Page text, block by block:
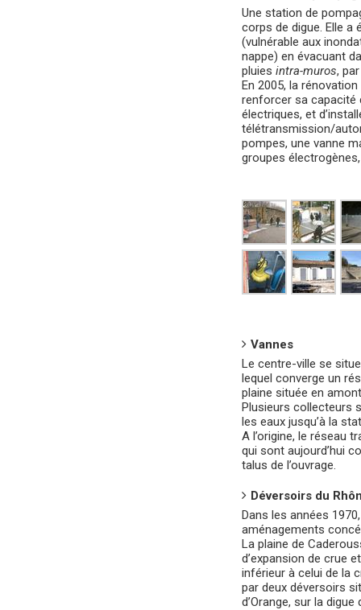
Une station de
corps de digue. Elle a
(vulnérable aux
nappe) en évacuant
pluies intra-muros,
En 2005, la
renforcer sa capacité
électriques, et
télétransmission/
pompes, une vanne
groupes
Vannes
Le centre-ville se
lequel converge un
plaine située en
Plusieurs collecteurs
les eaux jusqu’à la
A l’origine, le réseau
qui sont aujourd’hui
talus de l’ouvrage.
Déversoirs du
Dans les années
aménagements
La plaine de
d’expansion de crue
inférieur à celui de la
par deux déversoirs
d’Orange, sur la digue